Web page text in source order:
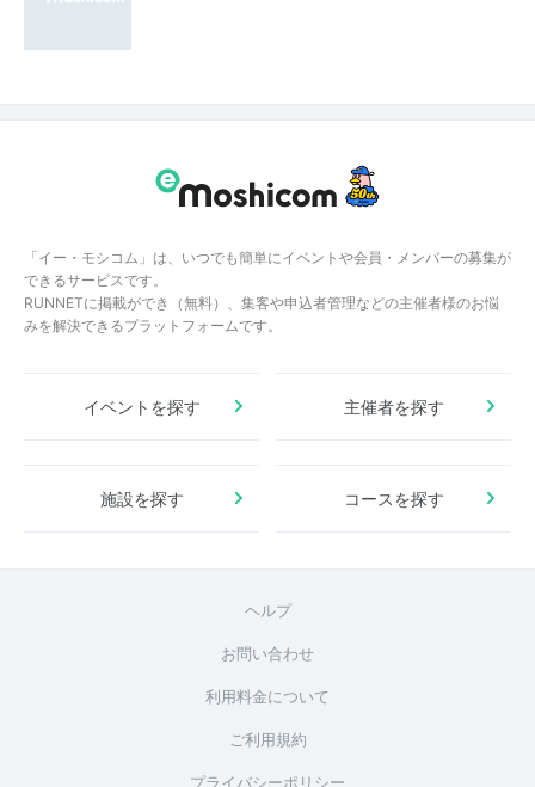
「イー・モシコム」は、いつでも簡単にイベントや会員・メンバーの募集が
できるサービスです。
RUNNETに掲載ができ（無料）、集客や申込者管理などの主催者様のお悩
みを解決できるプラットフォームです。
イベントを探す 主催者を探す
施設を探す コースを探す
ヘルプ
お問い合わせ
利用料金について
ご利用規約
プライバシーポリシー